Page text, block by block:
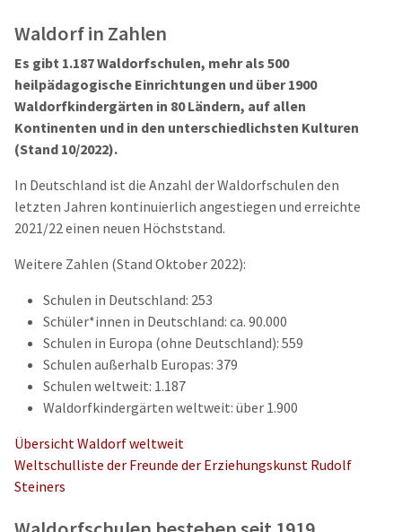
Waldorf in Zahlen
Es gibt 1.187 Waldorfschulen, mehr als 500
heilpädagogische Einrichtungen und über 1900
Waldorfkindergärten in 80 Ländern, auf allen
Kontinenten und in den unterschiedlichsten Kulturen
(Stand 10/2022).
In Deutschland ist die Anzahl der Waldorfschulen den
letzten Jahren kontinuierlich angestiegen und erreichte
2021/22 einen neuen Höchststand.
Weitere Zahlen (Stand Oktober 2022):
Schulen in Deutschland: 253
Schüler*innen in Deutschland: ca. 90.000
Schulen in Europa (ohne Deutschland): 559
Schulen außerhalb Europas: 379
Schulen weltweit: 1.187
Waldorfkindergärten weltweit: über 1.900
Übersicht Waldorf weltweit
Weltschulliste der Freunde der Erziehungskunst Rudolf
Steiners